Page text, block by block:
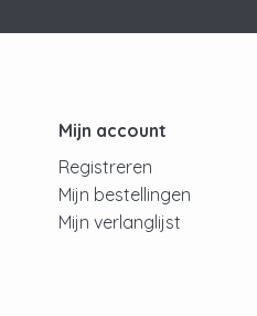
Mijn account
Registreren
Mijn bestellingen
Mijn verlanglijst